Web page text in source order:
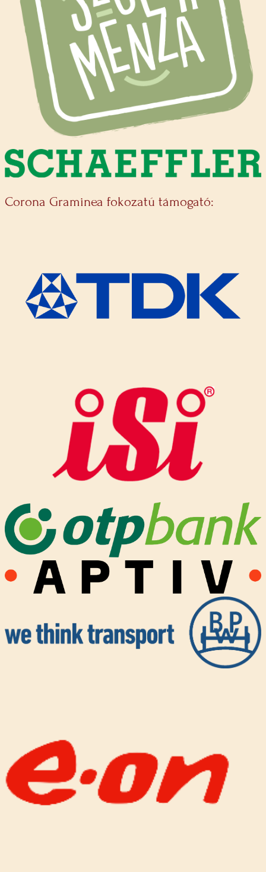
Corona Graminea fokozatú támogató: